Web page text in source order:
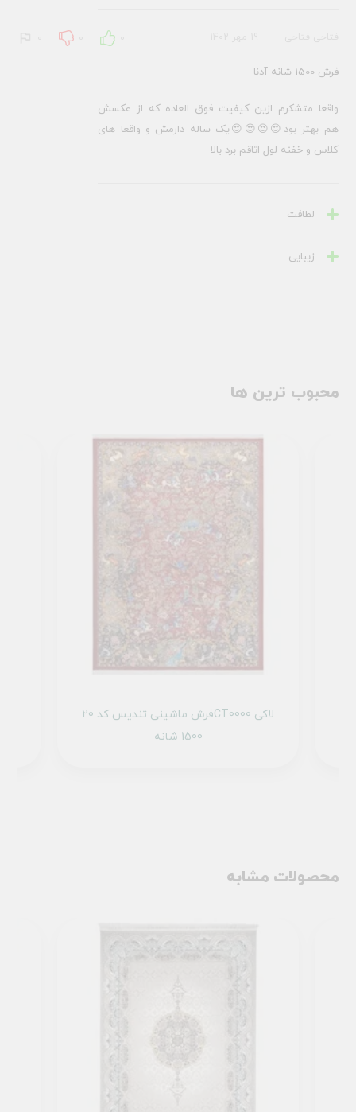
فرش 1500 شانه آدنا
واقعا متشکرم ازین کیفیت فوق العاده که از عکسش
هم بهتر بود😍😍😍😍یک ساله دارمش و واقعا های
کلاس و خفنه لول اتاقم برد بالا
لطافت
زیبایی
محبوب ترین ها
فرش ماشینی تندیس کد 20CT0000 لاکی
1500 شانه
محصولات مشابه